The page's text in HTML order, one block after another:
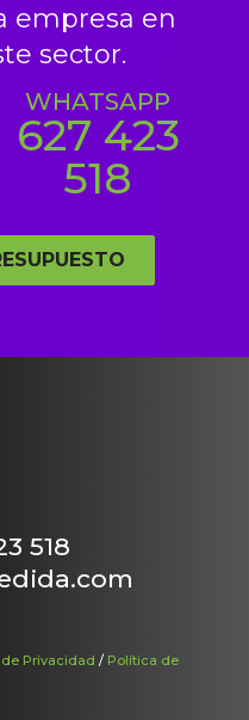
empresa en
sector.
WHATSAPP
627 423
518
518
Privacidad / Política de